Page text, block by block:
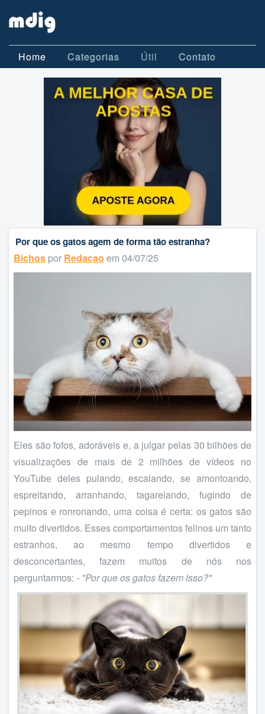
Home Categorias Útil Contato
Por que os gatos agem de forma tão estranha?
Bichos por Redacao em 04/07/25
Eles são fofos, adoráveis e, a julgar pelas 30 bilhões de
visualizações de mais de 2 milhões de vídeos no
YouTube deles pulando, escalando, se amontoando,
espreitando, arranhando, tagarelando, fugindo de
pepinos e ronronando, uma coisa é certa: os gatos são
muito divertidos. Esses comportamentos felinos um tanto
estranhos, ao mesmo tempo divertidos e
desconcertantes, fazem muitos de nós nos
perguntarmos: - "Por que os gatos fazem isso?"